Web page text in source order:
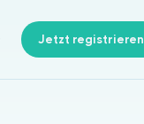
Jetzt registrieren